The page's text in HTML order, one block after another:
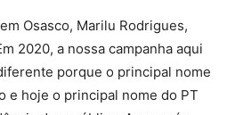
Osasco, Marilu Rodrigues,
2020, a nossa campanha aqui
porque o principal nome
e hoje o principal nome do PT